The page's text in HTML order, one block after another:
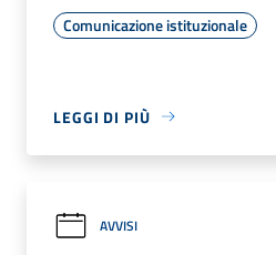
Comunicazione istituzionale
LEGGI DI PIÙ
AVVISI